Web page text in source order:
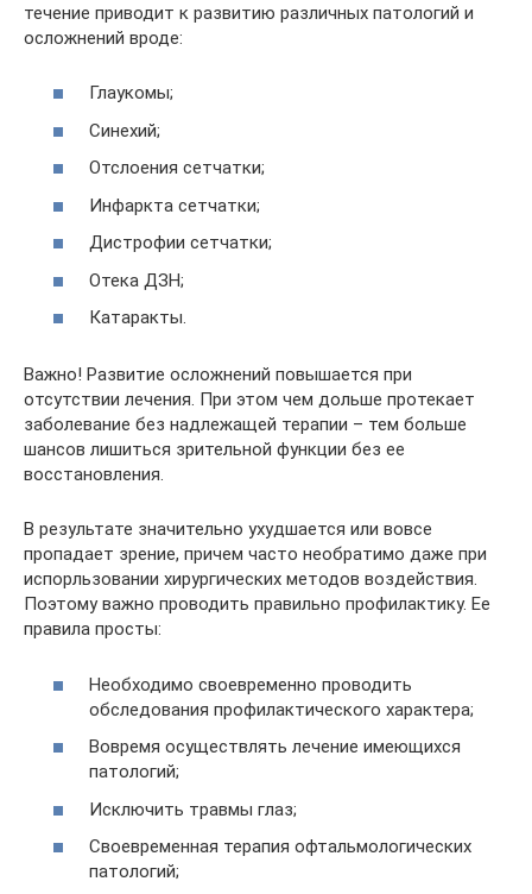
течение приводит к развитию различных патологий и
осложнений вроде:
Глаукомы;
Синехий;
Отслоения сетчатки;
Инфаркта сетчатки;
Дистрофии сетчатки;
Отека ДЗН;
Катаракты.
Важно! Развитие осложнений повышается при
отсутствии лечения. При этом чем дольше протекает
заболевание без надлежащей терапии – тем больше
шансов лишиться зрительной функции без ее
восстановления.
В результате значительно ухудшается или вовсе
пропадает зрение, причем часто необратимо даже при
испорльзовании хирургических методов воздействия.
Поэтому важно проводить правильно профилактику. Ее
правила просты:
Необходимо своевременно проводить
обследования профилактического характера;
Вовремя осуществлять лечение имеющихся
патологий;
Исключить травмы глаз;
Своевременная терапия офтальмологических
патологий;